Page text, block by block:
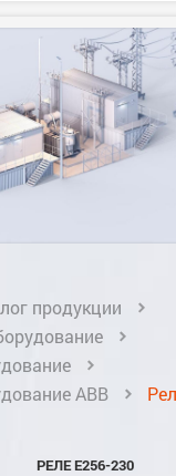
продукции
ABB
РЕЛЕ E256-230